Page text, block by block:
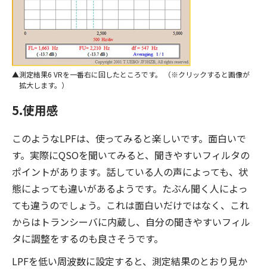
測定結果6 VRを一番右に回したところです。 （※クリックすると画像が
拡大します。）
5.使用感
このようなLPFは、使ってみると楽しいです。面白いで
す。実際にQSOを聞いてみると、聞きやすいフィルタの
ポイントがあります。話している人の声によっても、状
態によっても違いがあるようです。たぶん聞く人によっ
ても違うのでしょう。これは面白いだけではなく、これ
からはトランシーバに内蔵し、自分の聞きやすいフィル
タに調整をするのも良さそうです。
LPFを低い周波数に設定すると、測定結果のとおり見か